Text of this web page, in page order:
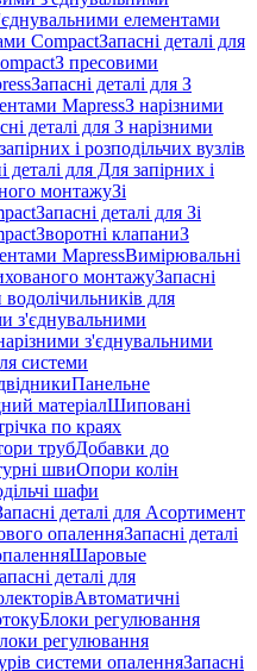
елементами
CompactЗапасні деталі для
З пресовими
Запасні деталі для З
MapressЗ нарізними
деталі для З нарізними
і розподільчих вузлів
деталі для Для запірних і
монтажуЗі
Запасні деталі для Зі
Зворотні клапаниЗ
MapressВимірювальні
монтажуЗапасні
для
з'єднувальними
з'єднувальними
системи
Панельне
матеріалШиповані
по краях
трубДобавки до
швиОпори колін
шафи
деталі для Асортимент
опаленняЗапасні деталі
Шаровые
деталі для
Автоматичні
Блоки регулювання
регулювання
системи опаленняЗапасні